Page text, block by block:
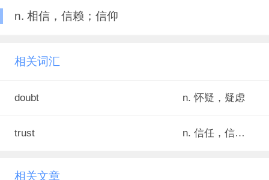
n. 相信，信赖；信仰
相关词汇
doubt n. 怀疑，疑虑
trust n. 信任，信赖；责任；托拉斯
相关文章